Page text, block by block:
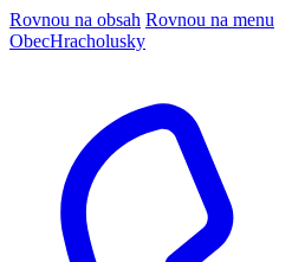
Rovnou na obsah Rovnou na menu
ObecHracholusky